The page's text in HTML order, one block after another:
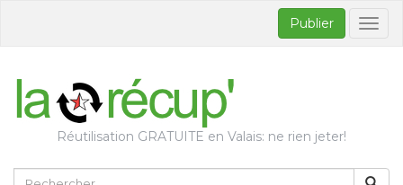
Publier
Réutilisation GRATUITE en Valais: ne rien jeter!